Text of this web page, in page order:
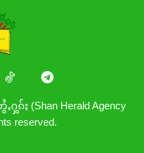
ႁွၵ်ႈ (Shan Herald Agency
reserved.